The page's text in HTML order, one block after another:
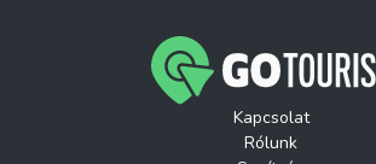
Kapcsolat
Rólunk